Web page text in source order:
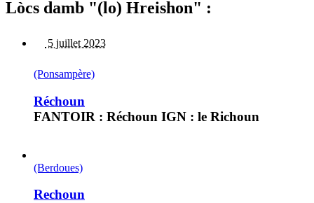
Lòcs damb "(lo) Hreishon" :
5 juillet 2023
(Ponsampère)
Réchoun
FANTOIR : Réchoun IGN : le Richoun
(Berdoues)
Rechoun